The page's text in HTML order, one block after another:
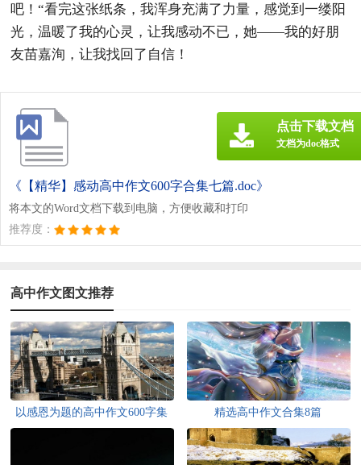
吧！“看完这张纸条，我浑身充满了力量，感觉到一缕阳
光，温暖了我的心灵，让我感动不已，她——我的好朋
友苗嘉洵，让我找回了自信！
《【精华】感动高中作文600字合集七篇.doc》
将本文的Word文档下载到电脑，方便收藏和打印
推荐度：
点击下载文档
文档为doc格式
高中作文图文推荐
以感恩为题的高中作文600字集
精选高中作文合集8篇